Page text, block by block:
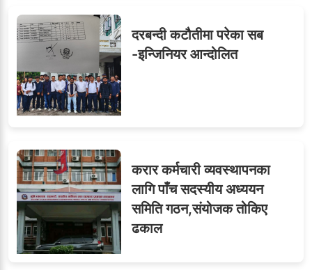
८जुनियरलाई दोहोरो जिम्मेवारी,
मन्त्रालयभित्र असन्तुष्टि
९र दुई लेखापढी व्यवसायी ३ लाख
घुससहित पक्राउ
दरबन्दी कटौतीमा परेका सब
-इन्जिनियर आन्दोलित
करार कर्मचारी व्यवस्थापनका
लागि पाँच सदस्यीय अध्ययन
समिति गठन,संयोजक तोकिए
ढकाल